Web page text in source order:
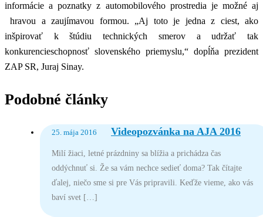
informácie a poznatky z automobilového prostredia je možné aj
hravou a zaujímavou formou. „Aj toto je jedna z ciest, ako
inšpirovať k štúdiu technických smerov a udržať tak
konkurencieschopnosť slovenského priemyslu,“ dopĺňa prezident
ZAP SR, Juraj Sinay.
Podobné články
25. mája 2016 Videopozvánka na AJA 2016
Milí žiaci, letné prázdniny sa blížia a prichádza čas
oddýchnuť si. Že sa vám nechce sedieť doma? Tak čítajte
ďalej, niečo sme si pre Vás pripravili. Keďže vieme, ako vás
baví svet […]